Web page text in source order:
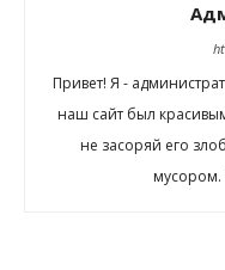
Привет! Я -
наш сайт был
не засоряй его
мусором.